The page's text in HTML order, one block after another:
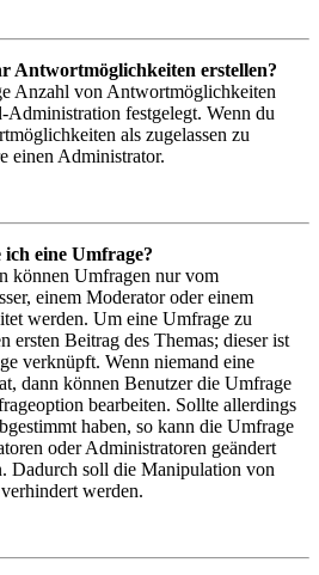
Antwortmöglichkeiten erstellen?
Anzahl von Antwortmöglichkeiten
festgelegt. Wenn du
als zugelassen zu
einen Administrator.
eine Umfrage?
können Umfragen nur vom
einem Moderator oder einem
werden. Um eine Umfrage zu
ersten Beitrag des Themas; dieser ist
verknüpft. Wenn niemand eine
dann können Benutzer die Umfrage
bearbeiten. Sollte allerdings
haben, so kann die Umfrage
oder Administratoren geändert
Dadurch soll die Manipulation von
werden.